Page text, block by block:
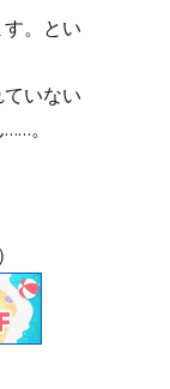
。とい
いない
。